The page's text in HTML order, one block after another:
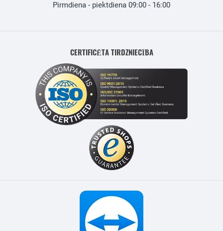
Pirmdiena - piektdiena 09:00 - 16:00
CERTIFICĒTA TIRDZNIECĪBA